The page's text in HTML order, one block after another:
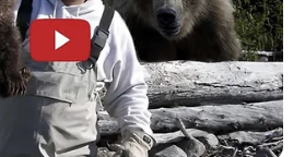
Höhe von 168 Metern ist der in
Schweiz liegende Berg
Erhebung von Schleswig-
stehen ein Fernsehturm mit
der Elisabethturm. Von beiden